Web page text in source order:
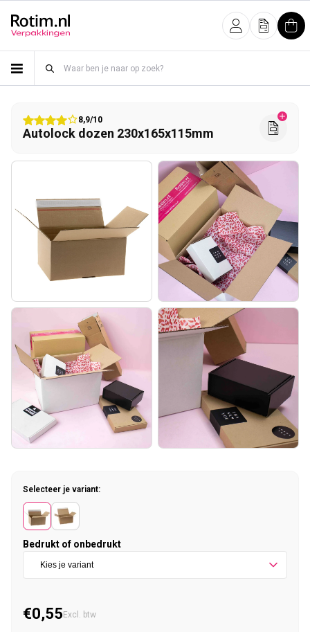
InloggenOfferte
8,9/10
Autolock dozen 230x165x115mm
Selecteer je variant:
Bedrukt of onbedrukt
Normale prijs
€0,55 Excl. btw